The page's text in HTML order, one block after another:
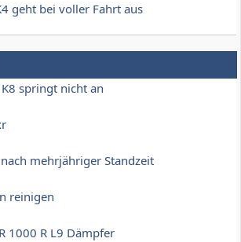
geht bei voller Fahrt aus
K8 springt nicht an
mehrjähriger Standzeit
reinigen
1000 R L9 Dämpfer